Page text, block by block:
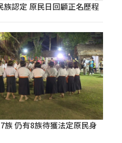
族認定 原民日回顧正名歷程
族 仍有8族待獲法定原民身